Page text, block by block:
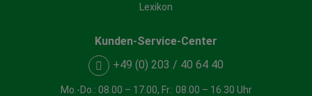
Lexikon
Kunden-Service-Center
+49 (0) 203 / 40 64 40
Mo.-Do.: 08.00 – 17.00, Fr.: 08.00 – 16.30 Uhr